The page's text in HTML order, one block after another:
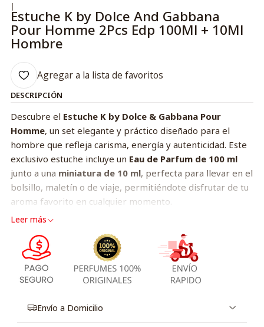
|
Estuche K by Dolce And Gabbana
Pour Homme 2Pcs Edp 100Ml + 10Ml
Hombre
Agregar a la lista de favoritos
DESCRIPCIÓN
Descubre el Estuche K by Dolce & Gabbana Pour
Homme, un set elegante y práctico diseñado para el
hombre que refleja carisma, energía y autenticidad. Este
exclusivo estuche incluye un Eau de Parfum de 100 ml
junto a una miniatura de 10 ml, perfecta para llevar en el
bolsillo, maletín o de viaje, permitiéndote disfrutar de tu
aroma favorito en cualquier momento.
K by Dolce & Gabbana destaca por su carácter moderno y
masculino, combinando frescura mediterránea con una
base cálida y sofisticada. Su composición está pensada
para quienes buscan un aroma distinguido, duradero y
lleno de personalidad.
Salida: cítricos frescos y bayas de enebro.
Corazón:geranio, lavanda y salvia.
Leer más
Envío a Domicilio